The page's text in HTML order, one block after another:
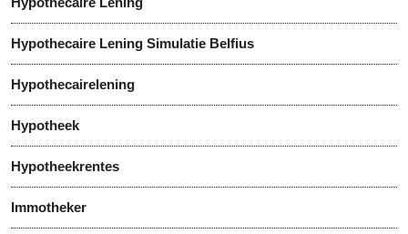
Hypothecaire Lening Simulatie Belfius
Hypothecairelening
Hypotheek
Hypotheekrentes
Immotheker